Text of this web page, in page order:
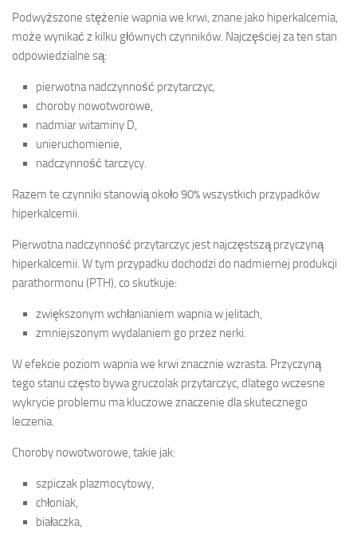
Podwyższone stężenie wapnia we krwi, znane jako hiperkalcemia,
może wynikać z kilku głównych czynników. Najczęściej za ten stan
odpowiedzialne są:
pierwotna nadczynność przytarczyc,
choroby nowotworowe,
nadmiar witaminy D,
unieruchomienie,
nadczynność tarczycy.
Razem te czynniki stanowią około 90% wszystkich przypadków
hiperkalcemii.
Pierwotna nadczynność przytarczyc jest najczęstszą przyczyną
hiperkalcemii. W tym przypadku dochodzi do nadmiernej produkcji
parathormonu (PTH), co skutkuje:
zwiększonym wchłanianiem wapnia w jelitach,
zmniejszonym wydalaniem go przez nerki.
W efekcie poziom wapnia we krwi znacznie wzrasta. Przyczyną
tego stanu często bywa gruczolak przytarczyc, dlatego wczesne
wykrycie problemu ma kluczowe znaczenie dla skutecznego
leczenia.
Choroby nowotworowe, takie jak:
szpiczak plazmocytowy,
chłoniak,
białaczka,